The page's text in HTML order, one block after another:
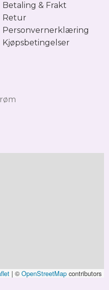
Betaling & Frakt
Retur
Personvernerklæring
Kjøpsbetingelser
| © OpenStreetMap contributors